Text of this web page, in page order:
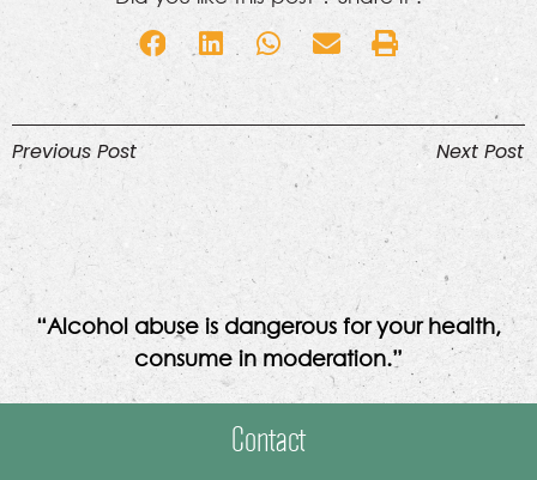
Previous Post Next Post
“Alcohol abuse is dangerous for your health,
consume in moderation.”
Contact